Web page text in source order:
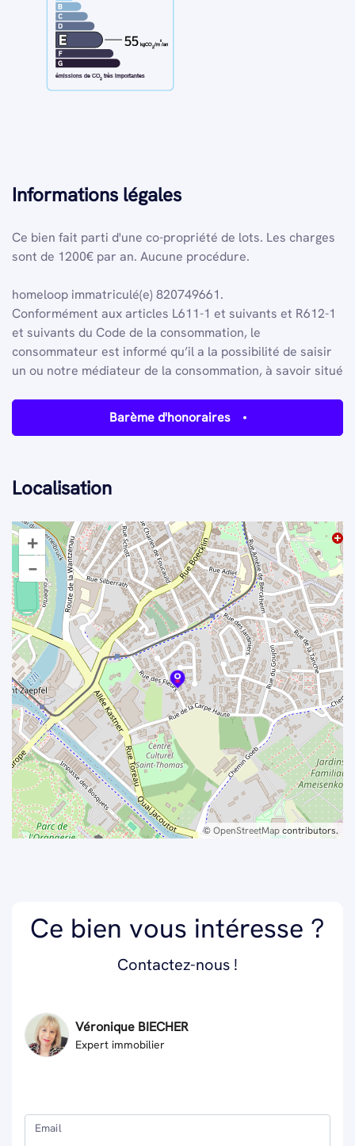
émissions de CO2très importantes
55kgCO2
/m²/an
Informations légales
Ce bien fait parti d'une co-propriété de lots. Les charges
sont de 1200€ par an. Aucune procédure.
homeloop immatriculé(e) 820749661.
Conformément aux articles L611-1 et suivants et R612-1
et suivants du Code de la consommation, le
consommateur est informé qu’il a la possibilité de saisir
un ou notre médiateur de la consommation, à savoir situé
Barème d'honoraires
Localisation
+
–
©OpenStreetMapcontributors.
Ce bien vous intéresse ?
Contactez-nous !
Véronique BIECHER
Expert immobilier
Email